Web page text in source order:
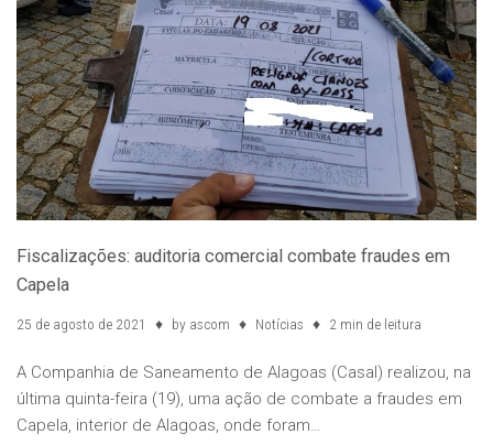
Fiscalizações: auditoria comercial combate fraudes em
Capela
25 de agosto de 2021 by ascom Notícias 2 min de leitura
A Companhia de Saneamento de Alagoas (Casal) realizou, na
última quinta-feira (19), uma ação de combate a fraudes em
Capela, interior de Alagoas, onde foram…